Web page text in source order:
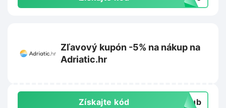
Zľavový kupón -5% na nákup na
Adriatic.hr
Získajte kód club